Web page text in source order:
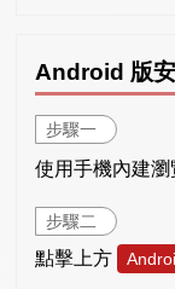
Android 版
步驟一
使用手機內建
步驟二
點擊上方